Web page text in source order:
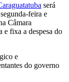
será
feira e
Câmara
fixa a despesa do
e
do governo